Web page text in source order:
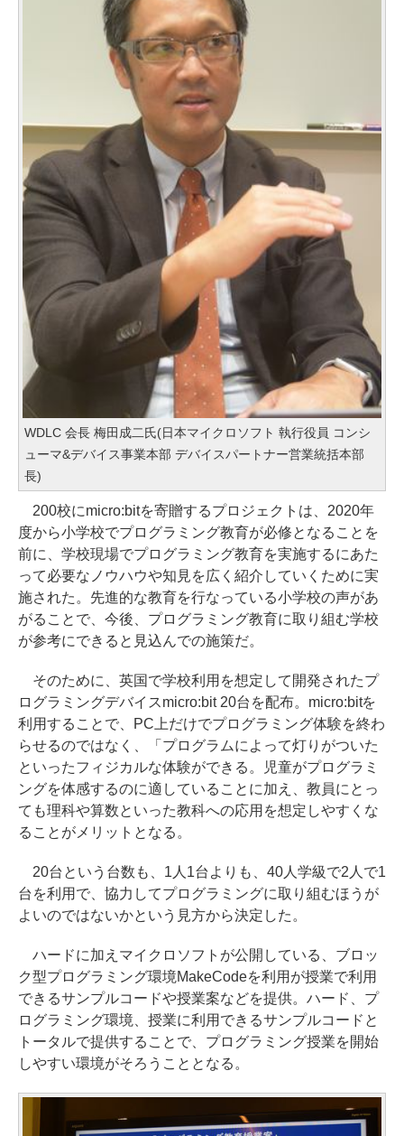
WDLC 会長 梅田成二氏(日本マイクロソフト 執行役員 コンシ
ューマ&デバイス事業本部 デバイスパートナー営業統括本部
長)
200校にmicro:bitを寄贈するプロジェクトは、2020年
度から小学校でプログラミング教育が必修となることを
前に、学校現場でプログラミング教育を実施するにあた
って必要なノウハウや知見を広く紹介していくために実
施された。先進的な教育を行なっている小学校の声があ
がることで、今後、プログラミング教育に取り組む学校
が参考にできると見込んでの施策だ。
そのために、英国で学校利用を想定して開発されたプ
ログラミングデバイスmicro:bit 20台を配布。micro:bitを
利用することで、PC上だけでプログラミング体験を終わ
らせるのではなく、「プログラムによって灯りがついた
といったフィジカルな体験ができる。児童がプログラミ
ングを体感するのに適していることに加え、教員にとっ
ても理科や算数といった教科への応用を想定しやすくな
ることがメリットとなる。
20台という台数も、1人1台よりも、40人学級で2人で1
台を利用で、協力してプログラミングに取り組むほうが
よいのではないかという見方から決定した。
ハードに加えマイクロソフトが公開している、ブロッ
ク型プログラミング環境MakeCodeを利用が授業で利用
できるサンプルコードや授業案などを提供。ハード、プ
ログラミング環境、授業に利用できるサンプルコードと
トータルで提供することで、プログラミング授業を開始
しやすい環境がそろうこととなる。